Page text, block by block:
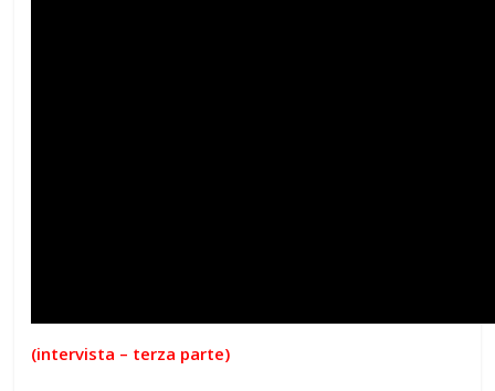
(intervista – terza parte)